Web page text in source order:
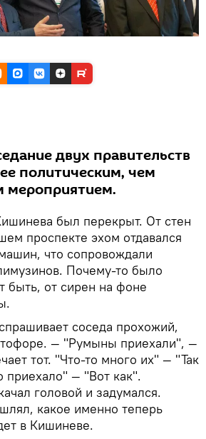
двух правительств
политическим, чем
мероприятием.
был перекрыт. От стен
проспекте эхом отдавался
что сопровождали
Почему-то было
быть, от сирен на фоне
соседа прохожий,
— "Румыны приехали", —
тот. "Что-то много их" — "Так
приехало" — "Вот как".
головой и задумался.
какое именно теперь
в Кишиневе.